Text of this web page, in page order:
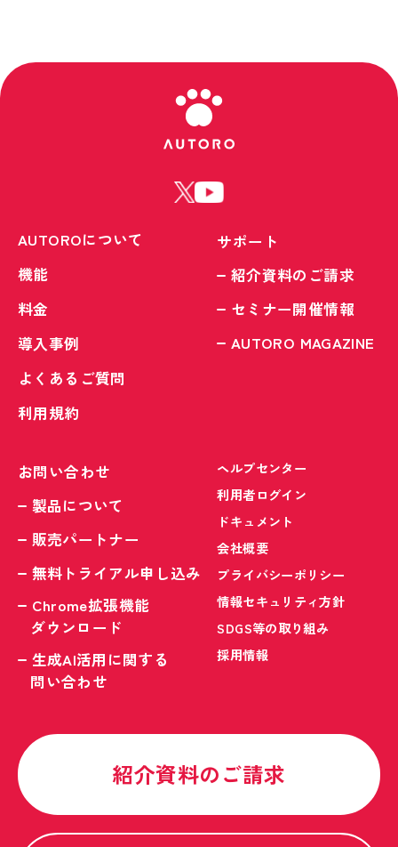
AUTOROについて
機能
料金
導入事例
よくあるご質問
利用規約
サポート
紹介資料のご請求
セミナー開催情報
AUTORO MAGAZINE
お問い合わせ
製品について
販売パートナー
無料トライアル申し込み
Chrome拡張機能
ダウンロード
生成AI活用に関する
問い合わせ
ヘルプセンター
利用者ログイン
ドキュメント
会社概要
プライバシーポリシー
情報セキュリティ方針
SDGS等の取り組み
採用情報
紹介資料のご請求